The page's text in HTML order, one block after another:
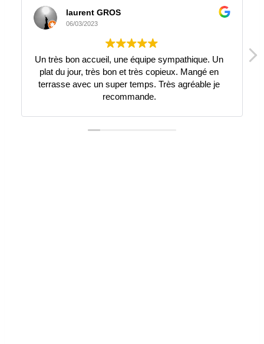
laurent GROS
06/03/2023
très bon accueil, une équipe sympathique. Un
plat du jour, très bon et très copieux. Mangé en
terrasse avec un super temps. Très agréable je
recommande.
Très